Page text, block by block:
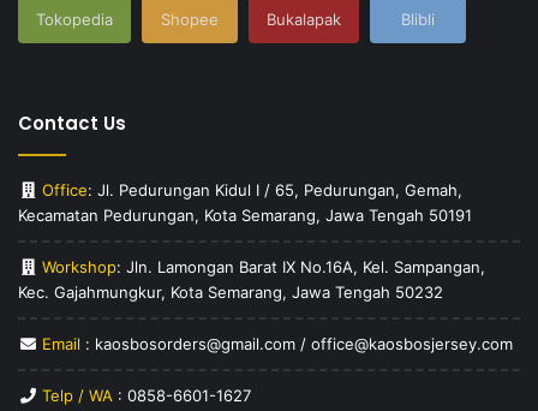
Tokopedia Shopee Bukalapak Blibli
Contact Us
Office: Jl. Pedurungan Kidul I / 65, Pedurungan, Gemah,
Kecamatan Pedurungan, Kota Semarang, Jawa Tengah 50191
Workshop: Jln. Lamongan Barat IX No.16A, Kel. Sampangan,
Kec. Gajahmungkur, Kota Semarang, Jawa Tengah 50232
Email : kaosbosorders@gmail.com / office@kaosbosjersey.com
Telp / WA : 0858-6601-1627